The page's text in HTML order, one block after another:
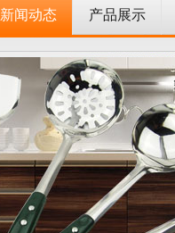
新闻动态 产品展示